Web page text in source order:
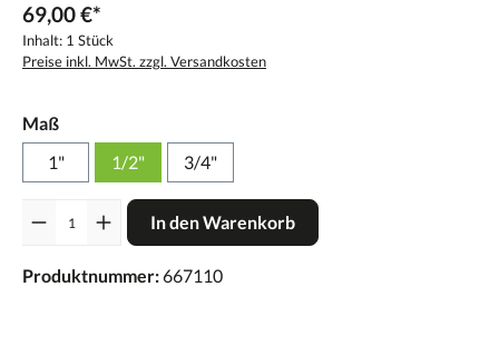
69,00 €*
Inhalt: 1 Stück
Preise inkl. MwSt. zzgl. Versandkosten
Maß
1"
1/2" 3/4"
In den Warenkorb
Produktnummer:667110